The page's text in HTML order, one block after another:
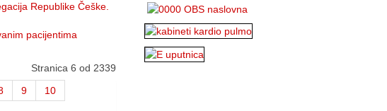
Republike Češke.
pacijentima
Stranica 6 od 2339
9
10